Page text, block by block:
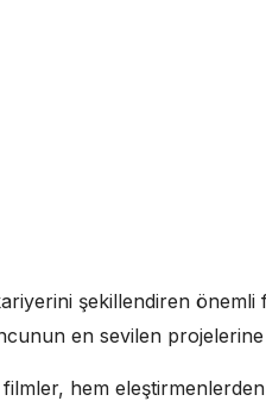
şekillendiren
en sevilen projelerine
filmler, hem